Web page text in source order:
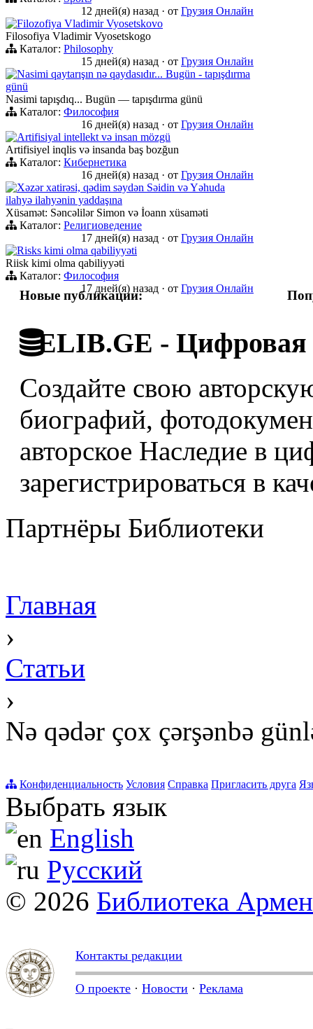
12 дней(я) назад · от Грузия Онлайн
Filozofiya Vladimir Vyosetskovo
Filosofiya Vladimir Vyosetskogo
Каталог: Philosophy
15 дней(я) назад · от Грузия Онлайн
Nasimi qaytarışın nə qaydasıdır... Bugün - tapışdırma
günü
Nasimi tapışdıq... Bugün — tapışdırma günü
Каталог: Философия
16 дней(я) назад · от Грузия Онлайн
Artifisiyal intellekt və insan mözgü
Artifisiyel inqlis və insanda baş bozğun
Каталог: Кибернетика
16 дней(я) назад · от Грузия Онлайн
Xəzər xatirəsi, qədim səydən Səidin və Yəhuda
ilahyə ilahyənin yaddaşına
Xüsamət: Səncəlilər Simon və İoann xüsaməti
Каталог: Религиоведение
17 дней(я) назад · от Грузия Онлайн
Risks kimi olma qabiliyyəti
Riisk kimi olma qabiliyyəti
Каталог: Философия
17 дней(я) назад · от Грузия Онлайн
Новые публикации:
ELIB.GE - Цифровая
Создайте свою
биографий,
авторское Наследие в
зарегистрироваться в
Партнёры Библиотеки
Главная
›
Статьи
›
Nə qədər çox çərşənbə
Конфиденциальность Условия Справка Пригласить друга
Выбрать язык
English
Русский
© 2026 Библиотека
Контакты редакции
О проекте · Новости · Реклама